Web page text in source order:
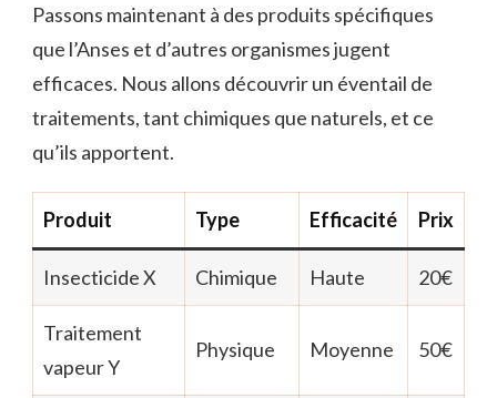
Passons maintenant à des produits spécifiques
que l’Anses et d’autres organismes jugent
efficaces. Nous allons découvrir un éventail de
traitements, tant chimiques que naturels, et ce
qu’ils apportent.
Produit Type Efficacité Prix
Insecticide X Chimique Haute 20€
Traitement
vapeur Y
Physique Moyenne 50€